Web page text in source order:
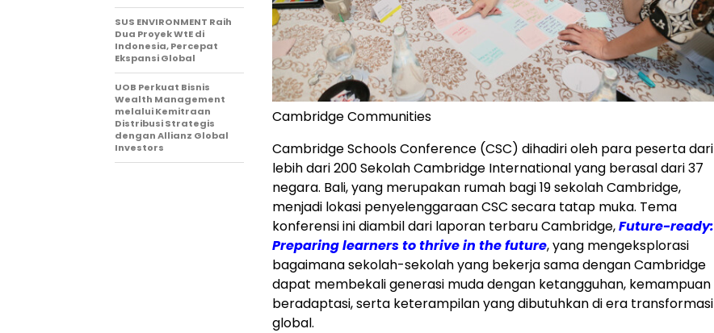
Cambridge Communities
Cambridge Schools Conference (CSC) dihadiri oleh para peserta dari
lebih dari 200 Sekolah Cambridge International yang berasal dari 37
negara. Bali, yang merupakan rumah bagi 19 sekolahCambridge,
menjadi lokasi penyelenggaraan CSC secara tatap muka. Tema
konferensi ini diambil dari laporan terbaruCambridge,Future-ready:
Preparing learners to thrive in the future, yang mengeksplorasi
bagaimana sekolah-sekolah yang bekerja sama denganCambridge
dapat membekali generasi muda dengan ketangguhan, kemampuan
beradaptasi, serta keterampilan yang dibutuhkan di era transformasi
global.
SUS ENVIRONMENT Raih
Dua Proyek WtE di
Indonesia, Percepat
Ekspansi Global
UOB Perkuat Bisnis
Wealth Management
melalui Kemitraan
Distribusi Strategis
dengan Allianz Global
Investors